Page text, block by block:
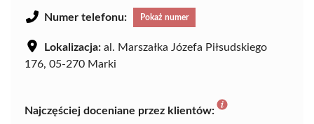
Numer telefonu: Pokaż numer
Lokalizacja: al. Marszałka Józefa Piłsudskiego
176, 05-270 Marki
Najczęściej doceniane przez klientów: